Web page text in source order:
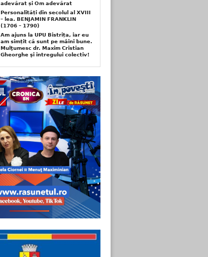
adevărat și Om adevărat
Personalități din secolul al XVIII
– lea. BENJAMIN FRANKLIN
(1706 – 1790)
Am ajuns la UPU Bistrița, iar eu
am simțit că sunt pe mâini bune.
Mulţumesc dr. Maxim Cristian
Gheorghe şi întregului colectiv!